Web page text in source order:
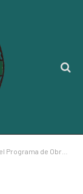
Lucía y San Francisco Totimehuacán